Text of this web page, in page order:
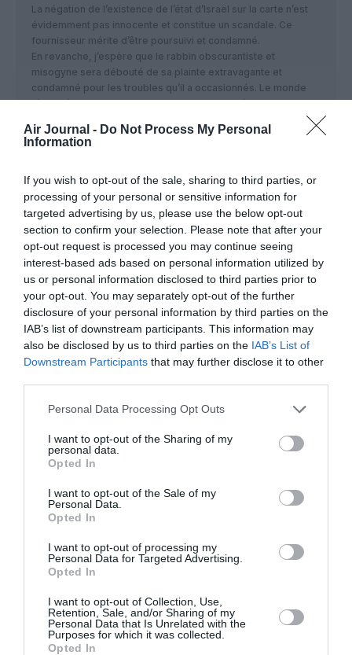
Air Journal - Do Not Process My Personal
Information
If you wish to opt-out of the sale, sharing to third parties, or
processing of your personal or sensitive information for
targeted advertising by us, please use the below opt-out
section to confirm your selection. Please note that after your
opt-out request is processed you may continue seeing
interest-based ads based on personal information utilized by
us or personal information disclosed to third parties prior to
your opt-out. You may separately opt-out of the further
disclosure of your personal information by third parties on the
IAB’s list of downstream participants. This information may
also be disclosed by us to third parties on the IAB’s List of
Downstream Participants that may further disclose it to other
Personal Data Processing Opt Outs
I want to opt-out of the Sharing of my
personal data.
Opted In
I want to opt-out of the Sale of my
Personal Data.
Opted In
I want to opt-out of processing my
Personal Data for Targeted Advertising.
Opted In
I want to opt-out of Collection, Use,
Retention, Sale, and/or Sharing of my
Personal Data that Is Unrelated with the
Purposes for which it was collected.
Opted In
La négation de l’existence de l’état d’Israël sur la carte n’est
évidemment pas innocente et constitue un scandale. Ce
fournisseur mérite d’être poursuivi et condamné.
En revanche, j’espère que le rabbin obscurantiste et
misogyne sera débouté de sa plainte extravagante et
condamné pour les troubles qu’il a occasionnés. Le monde
n’a pas à se soumettre aux caprices des extrémistes
Pas si Cool !! a commenté :
10 septembre 2024 -
11 h 44 min
Accuser, mettre au tribunal et décider qu’il y aura
condamnation (Rappel – toute personne est
présumée innocente) pour erreur de présentation,
probablement involontaire ou par manque de
connaissance de cette région méditerranéenne
(surtout si l’entreprise se situe à 10’000 km de là) ,
c’est de la provocation et du surenchérisse mal
placé .. comme ce Rabin qui ne supporte pas la
présence de cette femme…
voyager en bonne compagnie, celle de cette Dame.
RÉPONDRE
Greg6a commenté :
10 septembre
Mais le manque de connaissance ou
l’erreur, encore plus de la part d’une
qui n’a probablement pas fait d’erreurs
aussi grossière ailleurs, semble suspect.
Avaient-ils fait cette erreur précédemment
? Je ne crois pas…